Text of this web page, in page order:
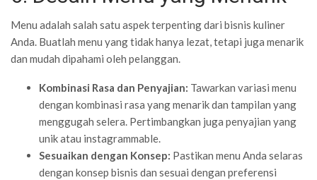
Menu adalah salah satu aspek terpenting dari bisnis kuliner
Anda. Buatlah menu yang tidak hanya lezat, tetapi juga menarik
dan mudah dipahami oleh pelanggan.
Kombinasi Rasa dan Penyajian: Tawarkan variasi menu
dengan kombinasi rasa yang menarik dan tampilan yang
menggugah selera. Pertimbangkan juga penyajian yang
unik atau instagrammable.
Sesuaikan dengan Konsep: Pastikan menu Anda selaras
dengan konsep bisnis dan sesuai dengan preferensi